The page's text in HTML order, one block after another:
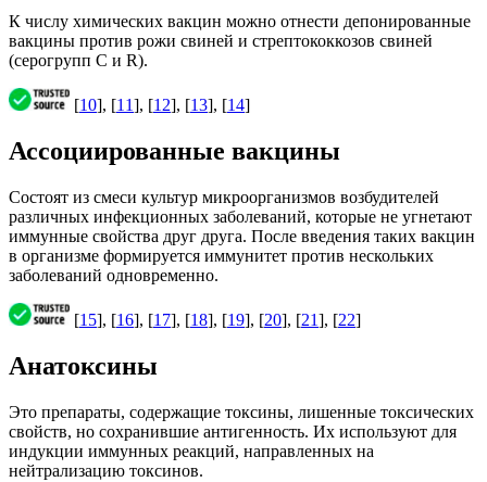
К числу химических вакцин можно отнести депонированные
вакцины против рожи свиней и стрептококкозов свиней
(серогрупп С и R).
[10], [11], [12], [13], [14]
Ассоциированные вакцины
Состоят из смеси культур микроорганизмов возбудителей
различных инфекционных заболеваний, которые не угнетают
иммунные свойства друг друга. После введения таких вакцин
в организме формируется иммунитет против нескольких
заболеваний одновременно.
[15], [16], [17], [18], [19], [20], [21], [22]
Анатоксины
Это препараты, содержащие токсины, лишенные токсических
свойств, но сохранившие антигенность. Их используют для
индукции иммунных реакций, направленных на
нейтрализацию токсинов.